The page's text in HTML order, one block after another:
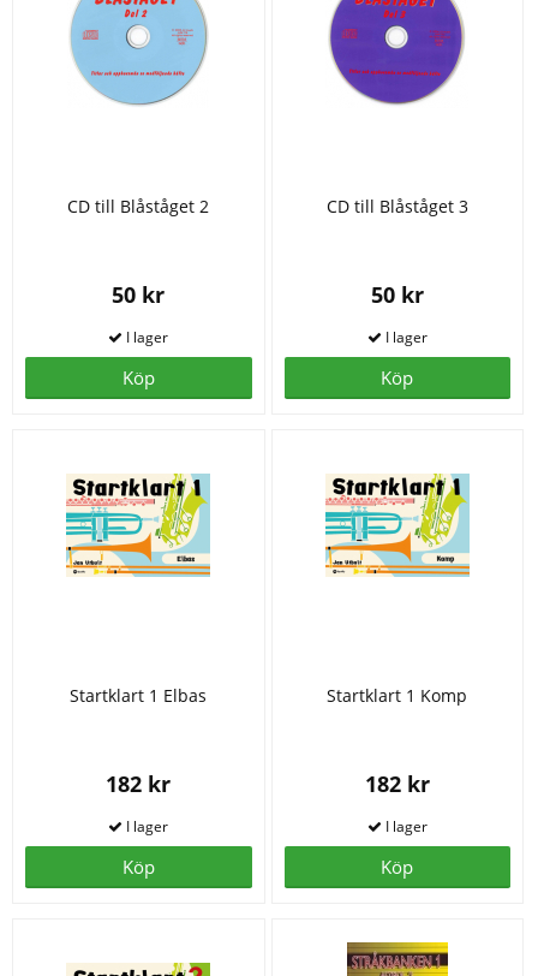
CD till Blåståget 2
50 kr
Köp
CD till Blåståget 3
50 kr
Köp
Startklart 1 Elbas
182 kr
Köp
Startklart 1 Komp
182 kr
Köp